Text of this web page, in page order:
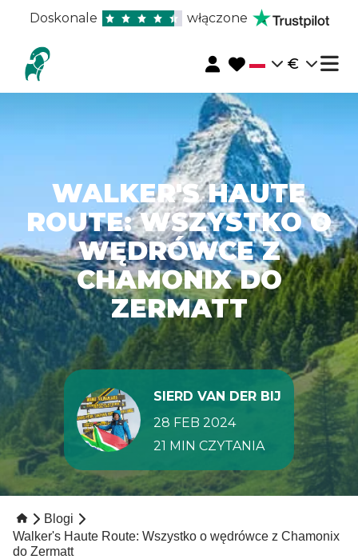
Doskonale włączone
€
WALKER'S HAUTE
ROUTE: WSZYSTKO O
WĘDRÓWCE Z
CHAMONIX DO
ZERMATT
SIERD VAN DER BIJ
28 FEB 2024
21 MIN CZYTANIA
Blogi
Walker's Haute Route: Wszystko o wędrówce z Chamonix
do Zermatt